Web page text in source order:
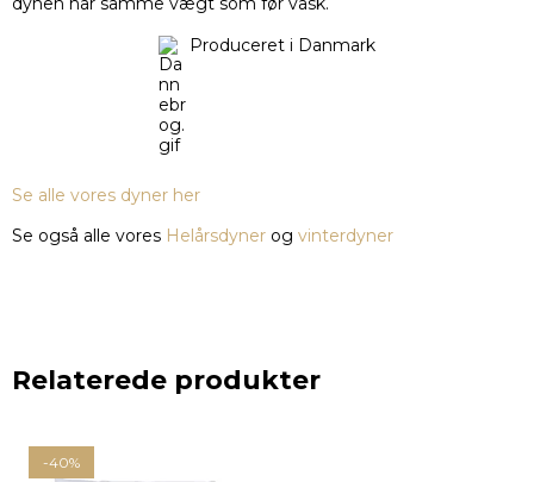
Produceret i Danmark
Se alle vores dyner her
Se også alle vores Helårsdyner og vinterdyner
Relaterede produkter
-40%